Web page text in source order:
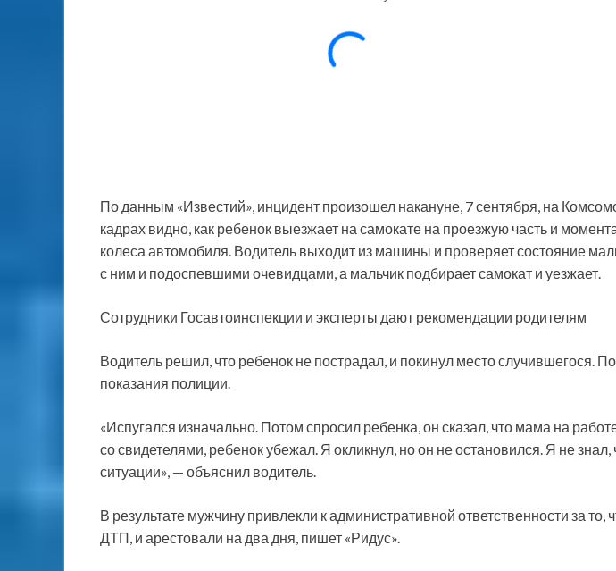
По данным «Известий», инцидент произошел накануне, 7 сентября, на
кадрах видно, как ребенок выезжает на самокате на проезжую часть и
колеса автомобиля. Водитель выходит из машины и проверяет состояние
с ним и подоспевшими очевидцами, а мальчик подбирает самокат и уезжает.
Сотрудники Госавтоинспекции и эксперты дают рекомендации родителям
Водитель решил, что ребенок не пострадал, и покинул место случившегося.
показания полиции.
«Испугался изначально. Потом спросил ребенка, он сказал, что мама на
со свидетелями, ребенок убежал. Я окликнул, но он не остановился. Я не знал,
ситуации», — объяснил водитель.
В результате мужчину привлекли к административной ответственности за то,
ДТП, и арестовали на два дня, пишет «Ридус».